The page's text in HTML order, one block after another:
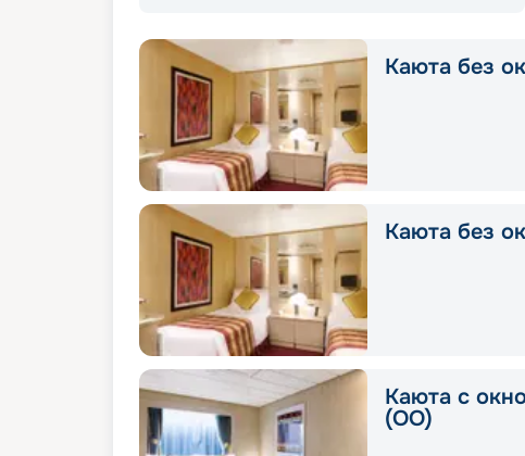
Каюта без
Каюта без
Каюта с
(OO)